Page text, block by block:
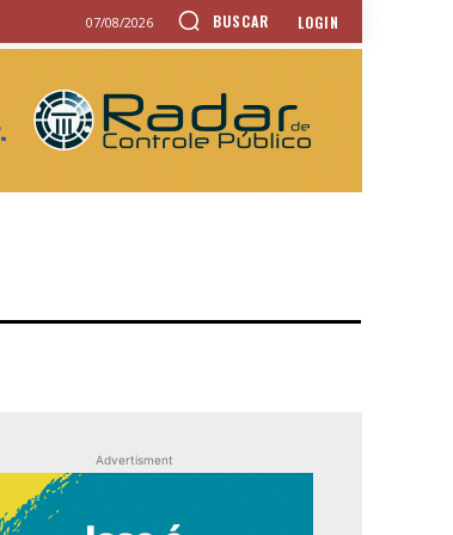
07/08/2026 BUSCAR LOGIN
Advertisment